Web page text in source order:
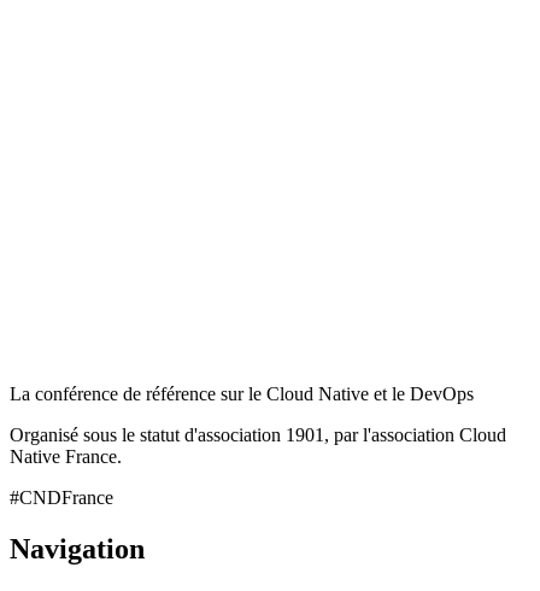
La conférence de référence sur le Cloud Native et le DevOps
Organisé sous le statut d'association 1901, par l'association Cloud
Native France.
#CNDFrance
Navigation